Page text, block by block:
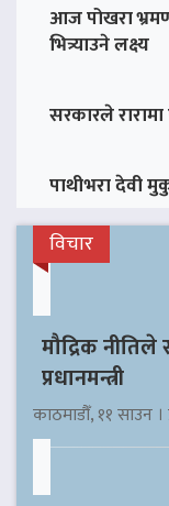
आज पोखरा
भित्र्याउने लक्ष्य
सरकारले रारामा
पाथीभरा देवी
विचार
मौद्रिक
प्रधानमन्त्री
काठमाडौँ, ११ साउन ।